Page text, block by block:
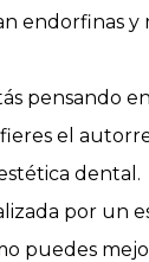
endorfinas y
pensando
el
dental.
por un
puedes